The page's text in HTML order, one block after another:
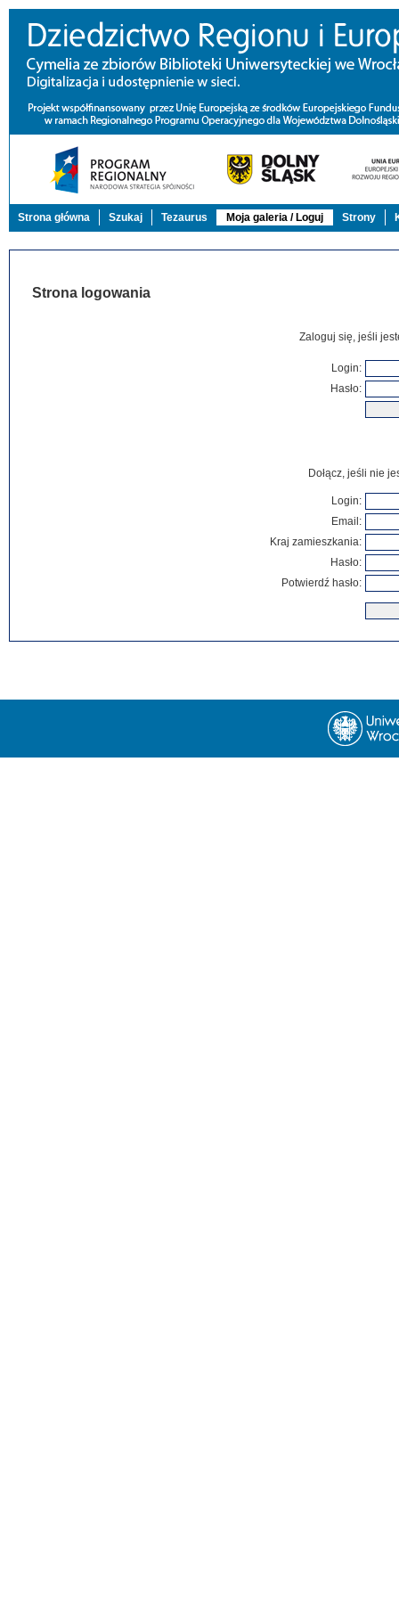
Strona główna Szukaj Tezaurus Moja galeria / Loguj Strony
Strona logowania
Zaloguj się, jeśli
Login:
Hasło:
Dołącz, jeśli nie
Login:
Email:
Kraj zamieszkania:
Hasło:
Potwierdź hasło: